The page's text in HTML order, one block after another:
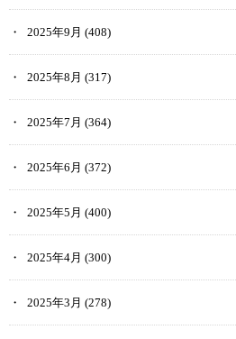
2025年9月 (408)
2025年8月 (317)
2025年7月 (364)
2025年6月 (372)
2025年5月 (400)
2025年4月 (300)
2025年3月 (278)